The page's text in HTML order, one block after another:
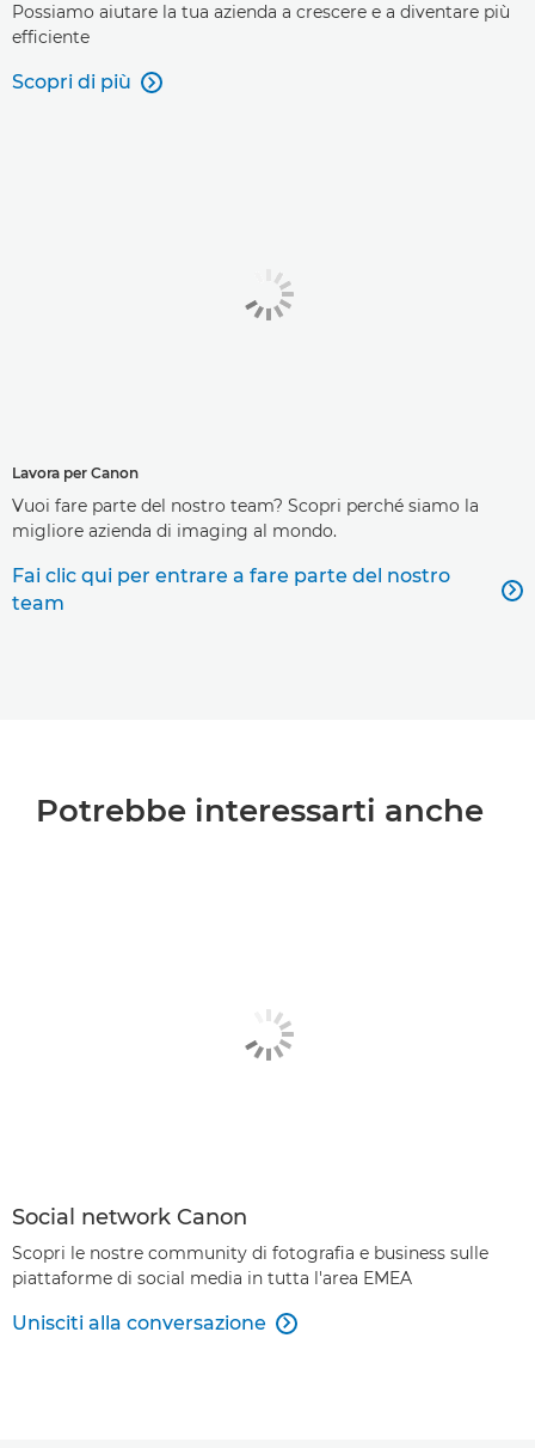
Possiamo aiutare la tua azienda a crescere e a diventare più
efficiente
Scopri di più 
Lavora per Canon
Vuoi fare parte del nostro team? Scopri perché siamo la
migliore azienda di imaging al mondo.
Fai clic qui per entrare a fare parte del nostro
team

Potrebbe interessarti anche
Social network Canon
Scopri le nostre community di fotografia e business sulle
piattaforme di social media in tutta l'area EMEA
Unisciti alla conversazione 